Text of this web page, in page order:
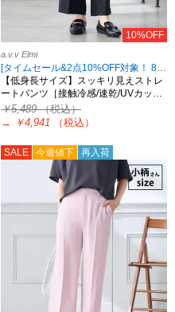
10%OFF
a.v.v Elmi
[タイムセール&2点10%OFF対象！ 8/18 8:59まで]
【低身長サイズ】スッキリ見えストレ
ートパンツ［接触冷感/速乾/UVカッ…
￥5,489（税込）
→
￥4,941 （税込）
SALE 今週値下 再入荷